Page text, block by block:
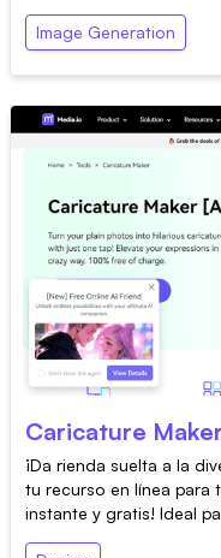
Image Generation
Caricature
¡Da rienda suelta a la
tu recurso en línea para
instante y gratis! Ideal